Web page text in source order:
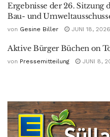
Ergebnisse der 26. Sitzung
Bau- und
von Gesine Biller JUNI 18, 2026
Aktive Bürger Büchen on
von Pressemitteilung JUNI 8,